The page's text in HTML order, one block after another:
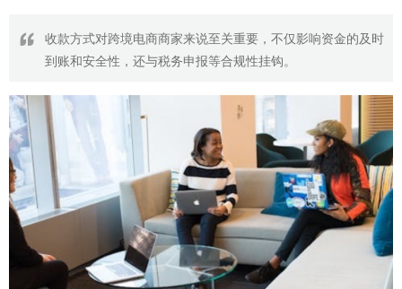
收款方式对跨境电商商家来说至关重要，不仅影响资金的及时
到账和安全性，还与税务申报等合规性挂钩。